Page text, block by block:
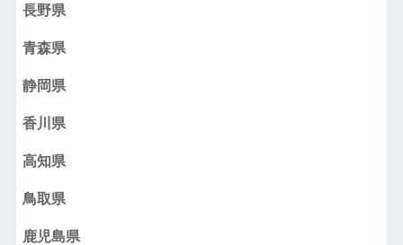
長野県
青森県
静岡県
香川県
高知県
鳥取県
鹿児島県